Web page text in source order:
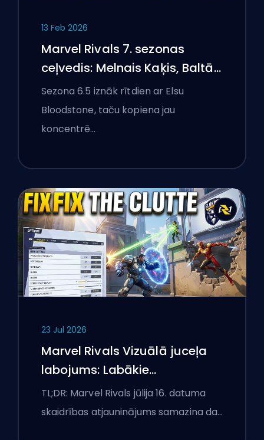
13 Feb 2026
Marvel Rivals 7. sezonas
ceļvedis: Melnais Kaķis, Baltā
Foksa un Monstri Ņujorkā
Sezona 6.5 iznāk rītdien ar Elsu
Bloodstone, taču kopiena jau
koncentrē…
23 Jul 2026
Marvel Rivals Vizuālā juceļa
labojums: Labākie
konkurences iestatījumi pēc
jūlija 16. atjauninājuma
TL;DR: Marvel Rivals jūlija 16. datuma
skaidrības atjauninājums samazina da…